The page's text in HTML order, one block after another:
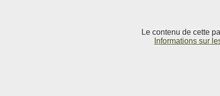
Le contenu de cette
Informations sur